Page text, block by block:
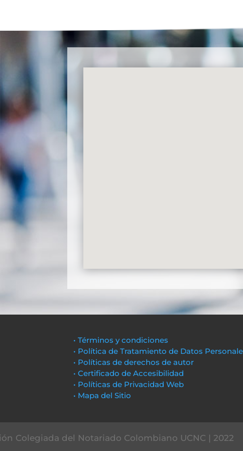
• Términos y condiciones
• Política de Tratamiento de Datos
• Políticas de derechos de autor
• Certificado de Accesibilidad
• Políticas de Privacidad Web
• Mapa del Sitio
Colegiada del Notariado Colombiano UCNC | 2022